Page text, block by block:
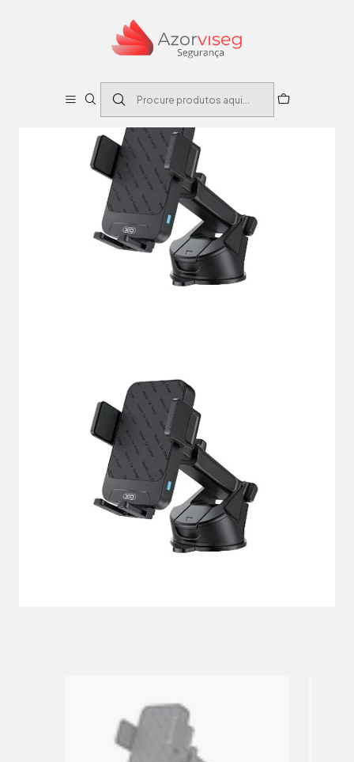
Suporte Telemóvel com Carregador Indução Qi 15W